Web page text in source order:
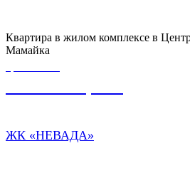
Квартира в жилом комплексе в
Мамайка
ЖК «НЕВАДА»